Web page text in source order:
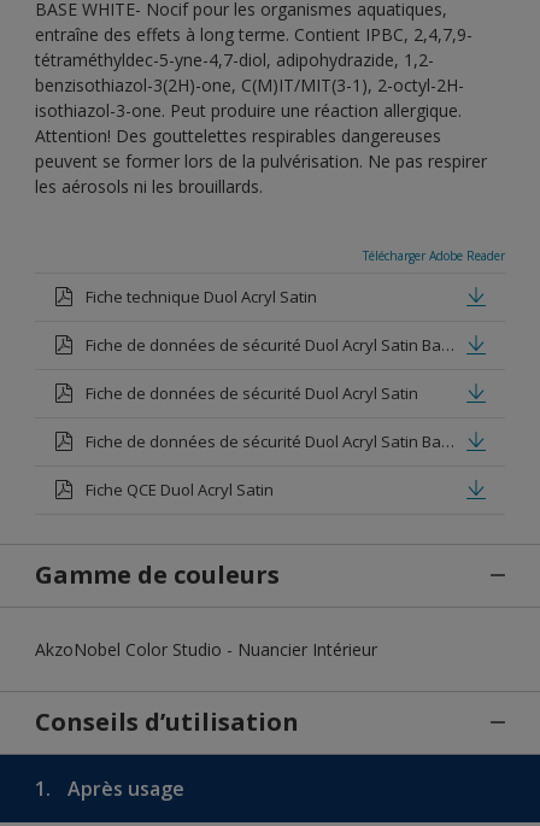
BASE WHITE- Nocif pour les organismes aquatiques,
entraîne des effets à long terme. Contient IPBC, 2,4,7,9-
tétraméthyldec-5-yne-4,7-diol, adipohydrazide, 1,2-
benzisothiazol-3(2H)-one, C(M)IT/MIT(3-1), 2-octyl-2H-
isothiazol-3-one. Peut produire une réaction allergique.
Attention! Des gouttelettes respirables dangereuses
peuvent se former lors de la pulvérisation. Ne pas respirer
les aérosols ni les brouillards.
Télécharger Adobe Reader
Fiche technique Duol Acryl Satin
Fiche de données de sécurité Duol Acryl Satin Base white
Fiche de données de sécurité Duol Acryl Satin
Fiche de données de sécurité Duol Acryl Satin Base clear
Fiche QCE Duol Acryl Satin
Gamme de couleurs
AkzoNobel Color Studio - Nuancier Intérieur
Conseils d’utilisation
1. Après usage